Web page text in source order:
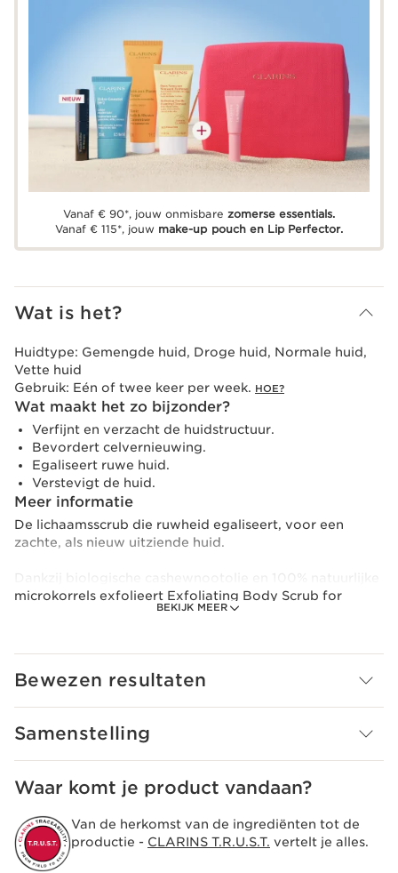
Vanaf € 90*, jouw onmisbare zomerse essentials.
Vanaf € 115*, jouw make-up pouch en Lip Perfector.
Wat is het?
BEKIJK MEER
Huidtype: Gemengde huid, Droge huid, Normale huid,
Vette huid
Gebruik: Eén of twee keer per week. HOE?
Wat maakt het zo bijzonder?
Verfijnt en verzacht de huidstructuur.
Bevordert celvernieuwing.
Egaliseert ruwe huid.
Verstevigt de huid.
Meer informatie
De lichaamsscrub die ruwheid egaliseert, voor een
zachte, als nieuw uitziende huid.
Dankzij biologische cashewnootolie en 100% natuurlijke
microkorrels exfolieert Exfoliating Body Scrub for
Smooth Skin op milde wijze en helpt het de huidtextuur
Crèmeachtige textuur met microkorrels.
Spoelen
Bewezen resultaten
Samenstelling
Waar komt je product vandaan?
Van de herkomst van de ingrediënten tot de
productie - CLARINS T.R.U.S.T. vertelt je alles.